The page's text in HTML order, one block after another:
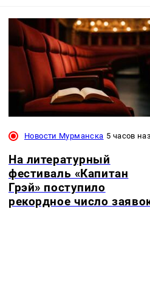
Новости Мурманска 5 часов
На литературный
фестиваль «Капитан
Грэй» поступило
рекордное число